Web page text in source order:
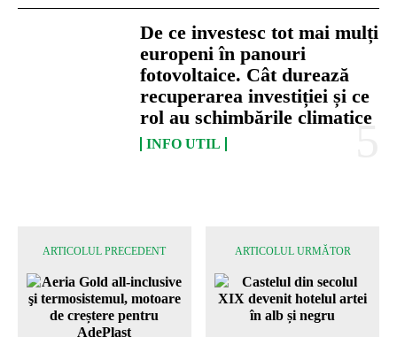
De ce investesc tot mai mulți
europeni în panouri
fotovoltaice. Cât durează
recuperarea investiției și ce
rol au schimbările climatice
INFO UTIL
ARTICOLUL PRECEDENT ARTICOLUL URMĂTOR